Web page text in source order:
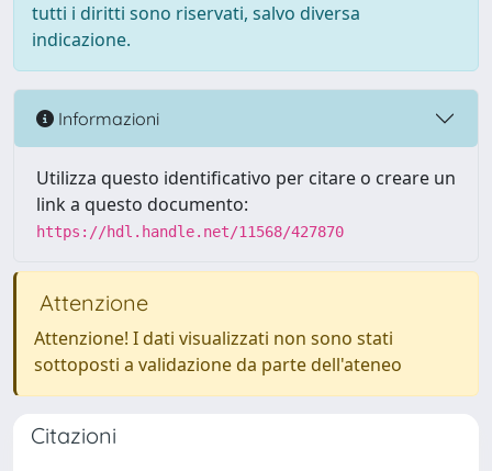
tutti i diritti sono riservati, salvo diversa
indicazione.
Informazioni
Utilizza questo identificativo per citare o creare un
link a questo documento:
https://hdl.handle.net/11568/427870
Attenzione
Attenzione! I dati visualizzati non sono stati
sottoposti a validazione da parte dell'ateneo
Citazioni